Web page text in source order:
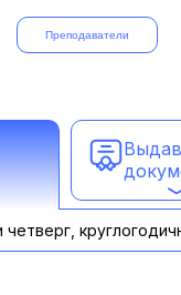
Преподаватели